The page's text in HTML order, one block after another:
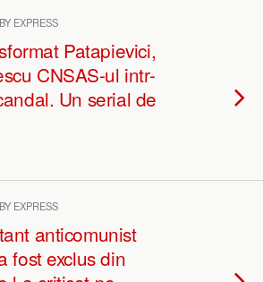
EXPRESS
Patapievici,
CNSAS-ul intr-
Un serial de
EXPRESS
anticomunist
fost exclus din